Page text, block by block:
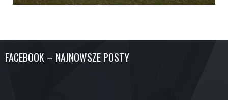
FACEBOOK – NAJNOWSZE POSTY